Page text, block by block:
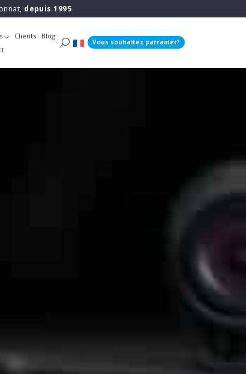
depuis 1995
Clients
Blog
Vous souhaitez parrainer?